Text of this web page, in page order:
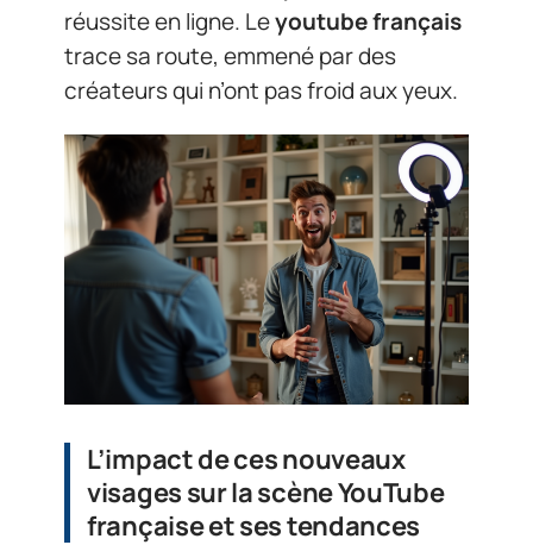
réussite en ligne. Leyoutube français
trace sa route, emmené par des
créateurs qui n’ont pas froid aux yeux.
L’impact de ces nouveaux
visages sur la scène YouTube
française et ses tendances